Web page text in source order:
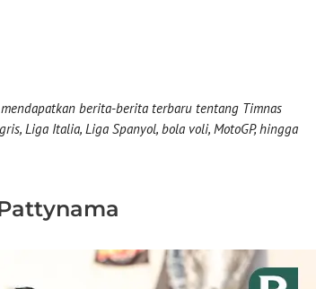
berita-berita terbaru tentang Timnas
Liga Italia, Liga Spanyol, bola voli, MotoGP, hingga